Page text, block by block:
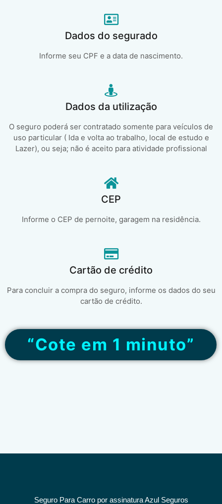
Dados do segurado
Informe seu CPF e a data de nascimento.
Dados da utilização
O seguro poderá ser contratado somente para veículos de
uso particular ( Ida e volta ao trabalho, local de estudo e
Lazer), ou seja; não é aceito para atividade profissional
CEP
Informe o CEP de pernoite, garagem na residência.
Cartão de crédito
Para concluir a compra do seguro, informe os dados do seu
cartão de crédito.
“Cote em 1 minuto”
Seguro Para Carro por assinatura Azul Seguros